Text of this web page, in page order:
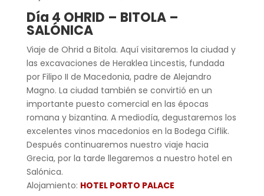
Día 4 OHRID – BITOLA –
SALÓNICA
Viaje de Ohrid a Bitola. Aquí visitaremos la ciudad y
las excavaciones de Heraklea Lincestis, fundada
por Filipo II de Macedonia, padre de Alejandro
Magno. La ciudad también se convirtió en un
importante puesto comercial en las épocas
romana y bizantina. A mediodía, degustaremos los
excelentes vinos macedonios en la Bodega Ciflik.
Después continuaremos nuestro viaje hacia
Grecia, por la tarde llegaremos a nuestro hotel en
Salónica.
Alojamiento: HOTEL PORTO PALACE